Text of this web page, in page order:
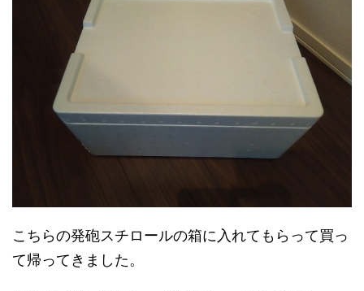
こちらの発砲スチロールの箱に入れてもらって買っ
て帰ってきました。